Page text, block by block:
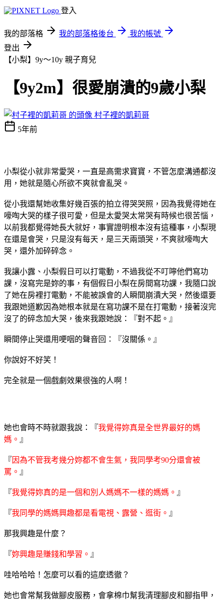
登入
我的部落格 我的部落格後台
我的帳號
登出
【小梨】9y～10y 親子育兒
【9y2m】很愛崩潰的9歲小梨
村子裡的凱莉哥
5年前
小梨從小就非常愛哭，一直是高需求寶寶，不管怎麼溝通都沒
用，她就是隨心所欲不爽就會亂哭。
從小我還幫她收集好幾百張的拍立得哭哭照，因為我覺得她在
嚎啕大哭的樣子很可愛，但是太愛哭太常哭有時候也很苦惱，
以前我都覺得她長大就好，事實證明根本沒有這種事，小梨現
在還是會哭，只是沒有每天，是三天兩頭哭，不爽就嚎啕大
哭，還外加碎碎念。
我讓小露、小梨假日可以打電動，不過我從不叮嚀他們寫功
課，沒寫完是妳的事，有個假日小梨在房間寫功課，我隨口說
了她在房裡打電動，不能被誤會的人瞬間崩潰大哭，然後還要
我跟她道歉因為她根本就是在寫功課不是在打電動，接著沒完
沒了的碎念加大哭，後來我跟她說：『對不起。』
瞬間停止哭還用哽咽的聲音回：『沒關係。』
你說好不好笑！
完全就是一個戲劇效果很強的人啊！
她也會時不時就跟我說：『我覺得妳真是全世界最好的媽
媽。 』
『因為不管我考幾分妳都不會生氣，我同學考90分還會被
罵。 』
『我覺得妳真的是一個和別人媽媽不一樣的媽媽。 』
『我同學的媽媽興趣都是看電視、露營、逛街。 』
那我興趣是什麼？
『妳興趣是賺錢和學習。 』
哇哈哈哈！怎麼可以看的這麼透徹？
她也會常幫我做腳皮服務，會拿棉巾幫我清理腳皮和腳指甲，